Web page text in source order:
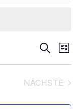
SUCHE
LISTE
NÄCHSTE